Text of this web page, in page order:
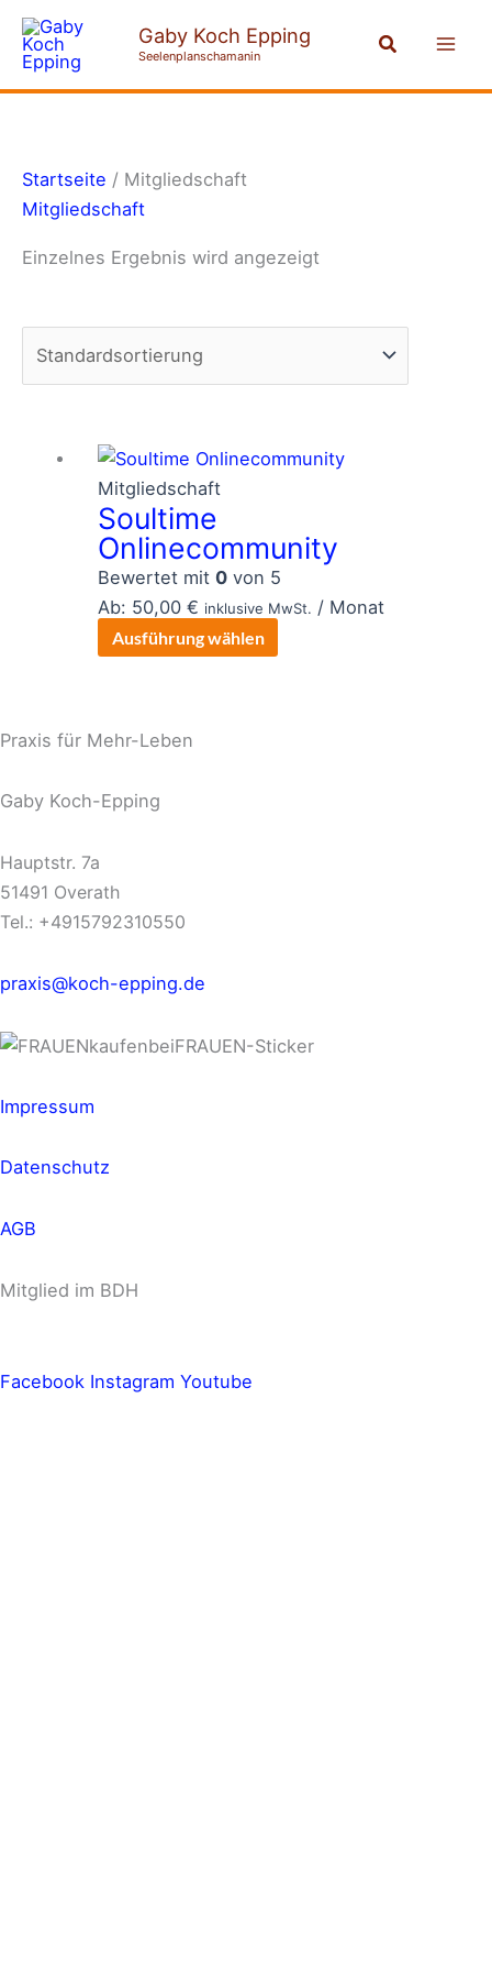
Zum
Inhalt
springen
Gaby Koch Epping
Seelenplanschamanin
Suchen
Startseite / Mitgliedschaft
Mitgliedschaft
Einzelnes Ergebnis wird angezeigt
Mitgliedschaft
Soultime
Onlinecommunity
Bewertet mit0 von 5
Ab: 50,00€ inklusive MwSt. / Monat
Ausführung wählen
Dieses
mehrere
Varianten
auf.
Praxis für Mehr-Leben
Gaby Koch-Epping
Hauptstr. 7a
51491 Overath
Tel.: +4915792310550
praxis@koch-epping.de
Impressum
Datenschutz
AGB
Mitglied im BDH
Facebook Instagram Youtube